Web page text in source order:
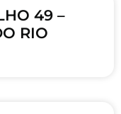
49 –
RIO